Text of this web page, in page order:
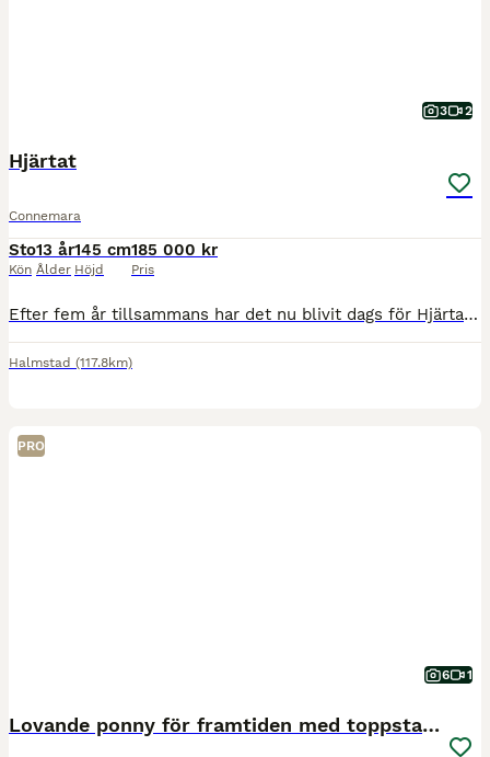
3 2
Hjärtat
Connemara
Sto
Kön
13 år
Ålder
145 cm
Höjd
185 000 kr
Pris
Efter fem år tillsammans har det nu blivit dags för Hjärtat att hitta sitt nya hem Hjärtat är en ponny med härlig energi som älskar att jobba. Hon har egen motor och mycket framåtbjudning speciellt i
Halmstad (117.8km)
PRO
6 1
Lovande ponny för framtiden med toppstam! ⭐️